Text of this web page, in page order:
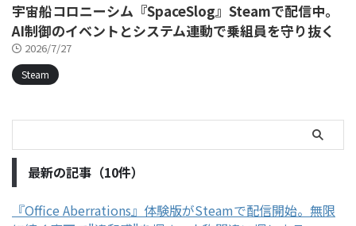
宇宙船コロニーシム『SpaceSlog』Steamで配信中。
AI制御のイベントとシステム連動で乗組員を守り抜く
2026/7/27
Steam
最新の記事（10件）
『Office Aberrations』体験版がSteamで配信開始。無限